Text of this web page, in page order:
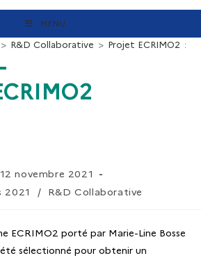
MENU
> R&D Collaborative > Projet ECRIMO2 >
12 novembre 2021
2021
/ R&D Collaborative
ECRIMO2 porté par Marie-Line Bosse
sélectionné pour obtenir un